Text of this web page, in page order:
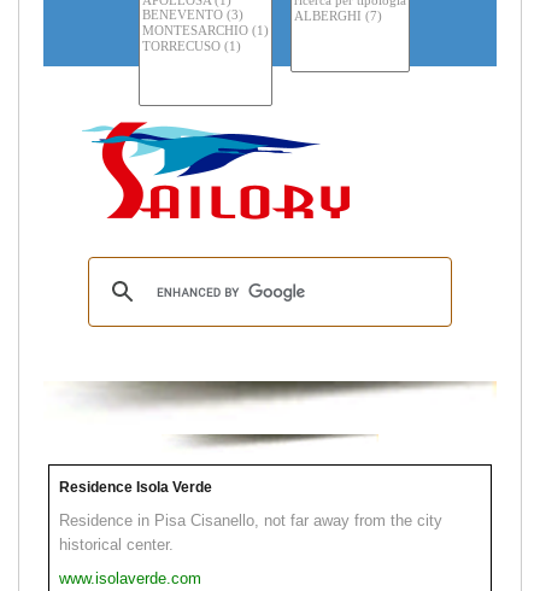
Residence Isola Verde
Residence in Pisa Cisanello, not far away from the city
historical center.
www.isolaverde.com